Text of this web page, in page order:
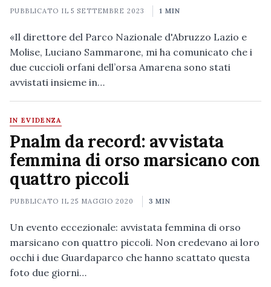
PUBBLICATO IL5 SETTEMBRE 2023 1 MIN
«Il direttore del Parco Nazionale d'Abruzzo Lazio e
Molise, Luciano Sammarone, mi ha comunicato che i
due cuccioli orfani dell’orsa Amarena sono stati
avvistati insieme in…
IN EVIDENZA
Pnalm da record: avvistata
femmina di orso marsicano con
quattro piccoli
PUBBLICATO IL25 MAGGIO 2020 3 MIN
Un evento eccezionale: avvistata femmina di orso
marsicano con quattro piccoli. Non credevano ai loro
occhi i due Guardaparco che hanno scattato questa
foto due giorni…